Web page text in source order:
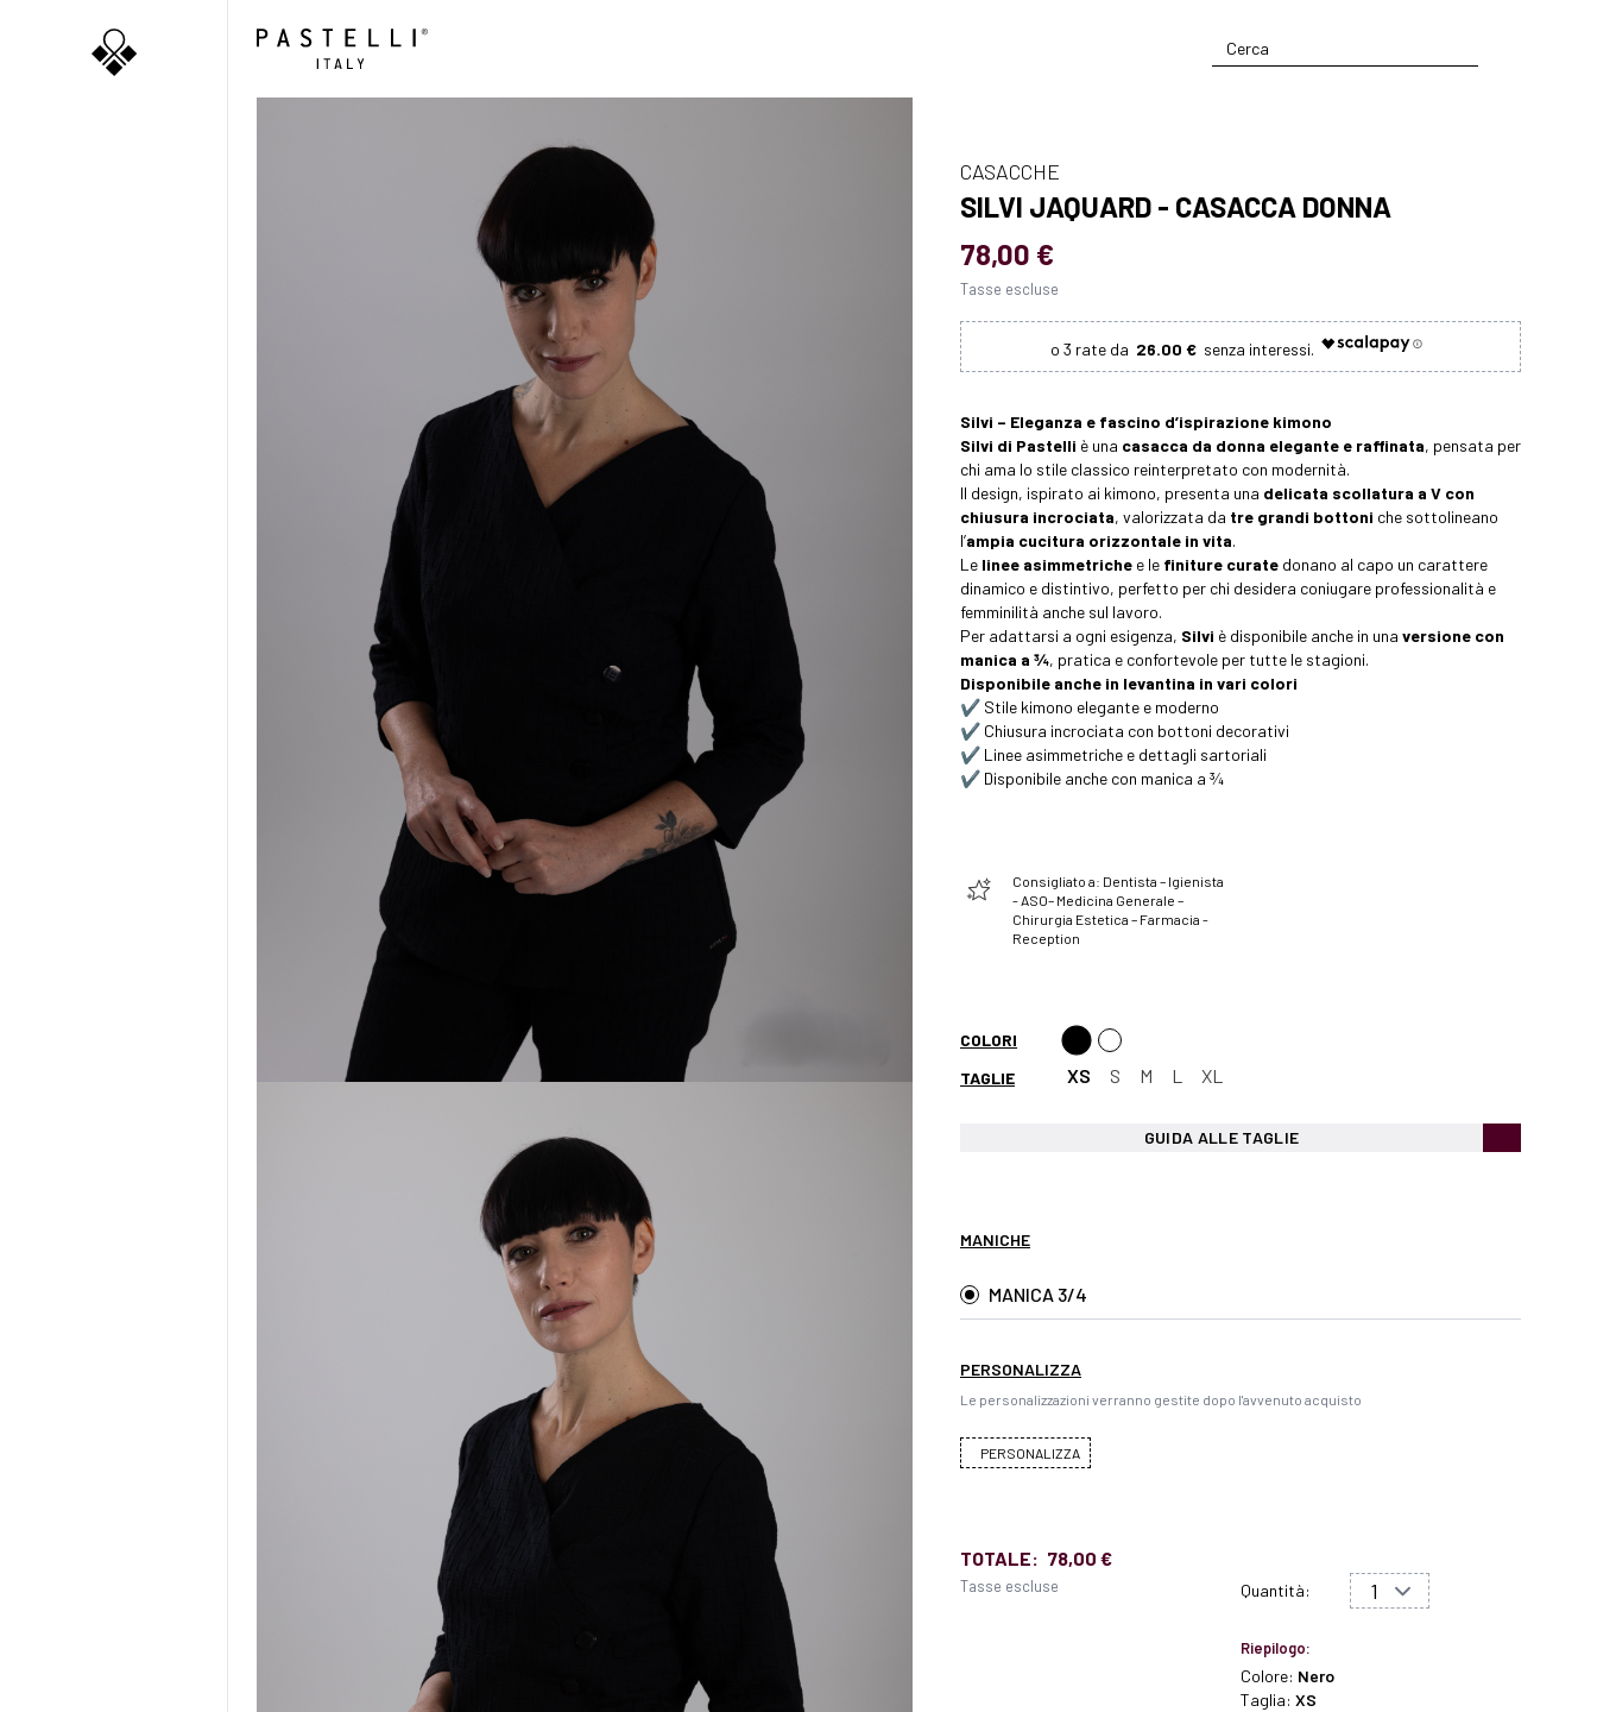
CASACCHE
SILVI JAQUARD - CASACCA DONNA
78,00 €
Tasse escluse
26.00 €
Silvi – Eleganza e fascino d’ispirazione kimono
Silvi di Pastelli è una casacca da donna elegante e raffinata, pensata per
chi ama lo stile classico reinterpretato con modernità.
Il design, ispirato ai kimono, presenta una delicata scollatura a V con
chiusura incrociata, valorizzata da tre grandi bottoni che sottolineano
l’ampia cucitura orizzontale in vita.
Le linee asimmetriche e le finiture curate donano al capo un carattere
dinamico e distintivo, perfetto per chi desidera coniugare professionalità e
femminilità anche sul lavoro.
Per adattarsi a ogni esigenza, Silvi è disponibile anche in una versione con
manica a ¾, pratica e confortevole per tutte le stagioni.
Disponibile anche in levantina in vari colori
✔️ Stile kimono elegante e moderno
✔️ Chiusura incrociata con bottoni decorativi
✔️ Linee asimmetriche e dettagli sartoriali
✔️ Disponibile anche con manica a ¾
Consigliato a: Dentista – Igienista
- ASO– Medicina Generale –
Chirurgia Estetica – Farmacia -
Reception
COLORI
TAGLIE
XS S M L XL
GUIDA ALLE TAGLIE
MANICHE
MANICA 3/4
PERSONALIZZA
Le personalizzazioni verranno gestite dopo l'avvenuto acquisto
PERSONALIZZA
TOTALE: 78,00 €
Tasse escluse Quantità:
Riepilogo:
Colore: Nero
Taglia: XS